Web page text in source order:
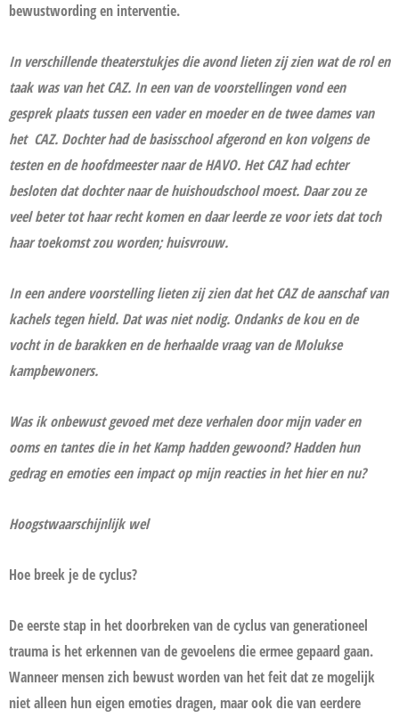
bewustwording en interventie.
In verschillende theaterstukjes die avond lieten zij zien wat de rol en
taak was van het CAZ. In een van de voorstellingen vond een
gesprek plaats tussen een vader en moeder en de twee dames van
het CAZ. Dochter had de basisschool afgerond en kon volgens de
testen en de hoofdmeester naar de HAVO. Het CAZ had echter
besloten dat dochter naar de huishoudschool moest. Daar zou ze
veel beter tot haar recht komen en daar leerde ze voor iets dat toch
haar toekomst zou worden; huisvrouw.
In een andere voorstelling lieten zij zien dat het CAZ de aanschaf van
kachels tegen hield. Dat was niet nodig. Ondanks de kou en de
vocht in de barakken en de herhaalde vraag van de Molukse
kampbewoners.
Was ik onbewust gevoed met deze verhalen door mijn vader en
ooms en tantes die in het Kamp hadden gewoond? Hadden hun
gedrag en emoties een impact op mijn reacties in het hier en nu?
Hoogstwaarschijnlijk wel
Hoe breek je de cyclus?
De eerste stap in het doorbreken van de cyclus van generationeel
trauma is het erkennen van de gevoelens die ermee gepaard gaan.
Wanneer mensen zich bewust worden van het feit dat ze mogelijk
niet alleen hun eigen emoties dragen, maar ook die van eerdere